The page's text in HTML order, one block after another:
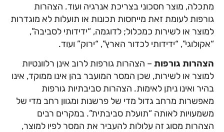
מתכלה, מוצר חסכוני בצריכת אנרגיה ועוד. הצהרות
גורפות לעומת זאת מייחסות תכונות או תועלות לא מוגדרות
למוצר או לשירות כמכלול; לדוגמה, “ידידותי לסביבה”,
“אקולוגי”, “ידידותי לכדור הארץ”, “ירוק” ועוד.
הצהרות גורפות – הצהרות גורפות לרוב אינן רלוונטיות
למוצר או לשירות, שכן המסר המועבר בהן אינו ממוקד, אינו
בהיר ואינו ניתן לאימות. הצהרות סביבתיות גורפות
מאפשרות מרחב גדול מדי של פרשנות ומגוון רחב מדי של
משמעויות לאותה “תועלת סביבתית”. במקרים רבים
הצהרות מסוג זה עלולות להעביר את המסר לפיו למוצר,